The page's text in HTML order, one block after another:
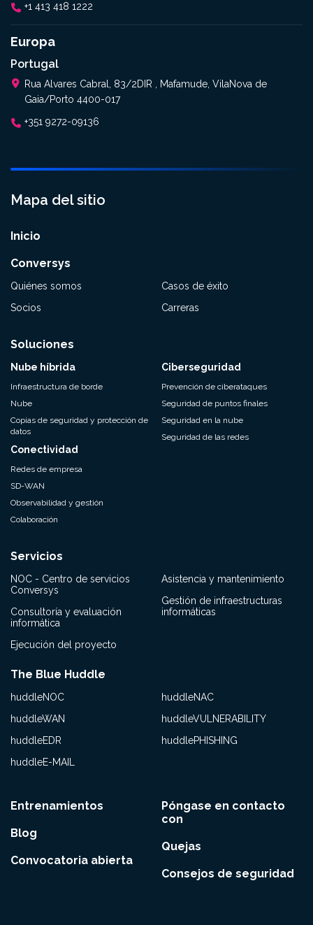
+1 413 418 1222
Europa
Portugal
Rua Alvares Cabral, 83/2DIR , Mafamude, VilaNova de
Gaia/Porto 4400-017
+351 9272-09136
Mapa del sitio
Inicio
Conversys
Quiénes somos
Socios
Casos de éxito
Carreras
Soluciones
Nube híbrida
Infraestructura de borde
Nube
Copias de seguridad y protección de
datos
Conectividad
Redes de empresa
SD-WAN
Observabilidad y gestión
Colaboración
Ciberseguridad
Prevención de ciberataques
Seguridad de puntos finales
Seguridad en la nube
Seguridad de las redes
Servicios
NOC - Centro de servicios
Conversys
Consultoría y evaluación
informática
Ejecución del proyecto
Asistencia y mantenimiento
Gestión de infraestructuras
informáticas
The Blue Huddle
huddleNOC
huddleWAN
huddleEDR
huddleE-MAIL
huddleNAC
huddleVULNERABILITY
huddlePHISHING
Entrenamientos
Blog
Convocatoria abierta
Póngase en contacto
con
Quejas
Consejos de seguridad